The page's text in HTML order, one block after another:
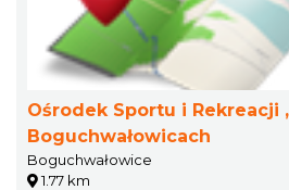
Ośrodek Sportu i Rekreacji
Boguchwałowicach
Boguchwałowice
1.77 km